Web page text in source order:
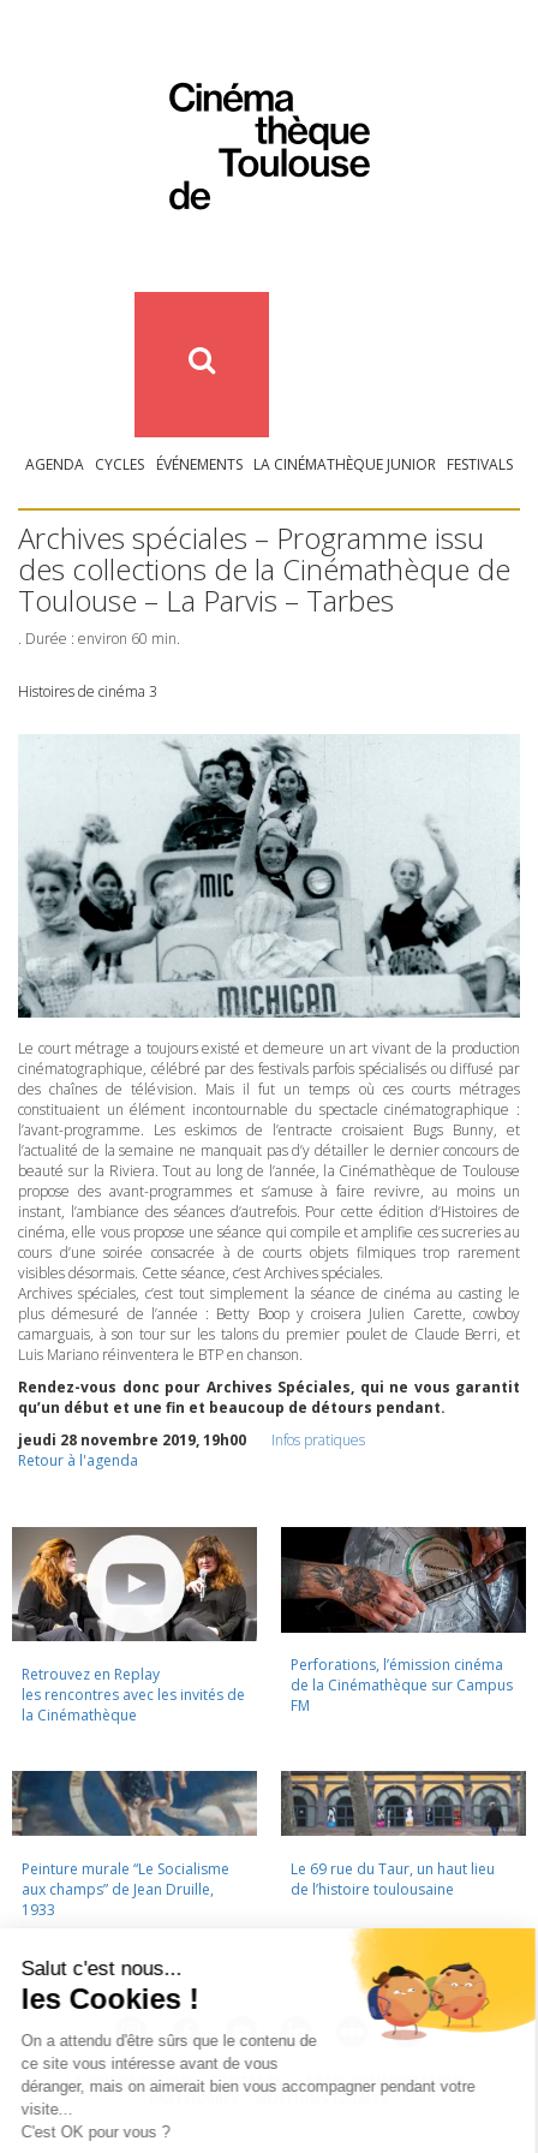
AGENDA CYCLES ÉVÉNEMENTS LA CINÉMATHÈQUE JUNIOR FESTIVALS
Archives spéciales – Programme issu
des collections de la Cinémathèque de
Toulouse – La Parvis – Tarbes
. Durée : environ 60 min.
Histoires de cinéma 3
Le court métrage a toujours existé et demeure un art vivant de la production
cinématographique, célébré par des festivals parfois spécialisés ou diffusé par
des chaînes de télévision. Mais il fut un temps où ces courts métrages
constituaient un élément incontournable du spectacle cinématographique :
l’avant-programme. Les eskimos de l’entracte croisaient Bugs Bunny, et
l’actualité de la semaine ne manquait pas d’y détailler le dernier concours de
beauté sur la Riviera. Tout au long de l’année, la Cinémathèque de Toulouse
propose des avant-programmes et s’amuse à faire revivre, au moins un
instant, l’ambiance des séances d’autrefois. Pour cette édition d’Histoires de
cinéma, elle vous propose une séance qui compile et amplifie ces sucreries au
cours d’une soirée consacrée à de courts objets filmiques trop rarement
visibles désormais. Cette séance, c’est Archives spéciales.
Archives spéciales, c’est tout simplement la séance de cinéma au casting le
plus démesuré de l’année : Betty Boop y croisera Julien Carette, cowboy
camarguais, à son tour sur les talons du premier poulet de Claude Berri, et
Luis Mariano réinventera le BTPen chanson.
Rendez-vous donc pour Archives Spéciales, qui ne vous garantit
qu’un début et une fin et beaucoup de détours pendant.
jeudi 28 novembre 2019, 19h00
Infos pratiques
Retour à l'agenda
Retrouvez en Replay
les rencontres avec les invités de
la Cinémathèque
Perforations, l’émission cinéma
de la Cinémathèque sur Campus
FM
Peinture murale “Le Socialisme
aux champs” de Jean Druille,
1933
Le 69 rue du Taur, un haut lieu
de l’histoire toulousaine
LA CINÉMATHÈQUE · CONTACTS · LETTRE D'INFORMATION ·
MENTIONS LÉGALES